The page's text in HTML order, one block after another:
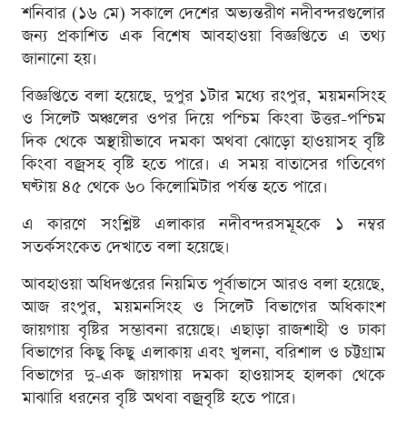
শনিবার (১৬ মে) সকালে দেশের অভ্যন্তরীণ নদীবন্দরগুলোর
জন্য প্রকাশিত এক বিশেষ আবহাওয়া বিজ্ঞপ্তিতে এ তথ্য
জানানো হয়।
বিজ্ঞপ্তিতে বলা হয়েছে, দুপুর ১টার মধ্যে রংপুর, ময়মনসিংহ
ও সিলেট অঞ্চলের ওপর দিয়ে পশ্চিম কিংবা উত্তর-পশ্চিম
দিক থেকে অস্থায়ীভাবে দমকা অথবা ঝোড়ো হাওয়াসহ বৃষ্টি
কিংবা বজ্রসহ বৃষ্টি হতে পারে। এ সময় বাতাসের গতিবেগ
ঘণ্টায় ৪৫ থেকে ৬০ কিলোমিটার পর্যন্ত হতে পারে।
এ কারণে সংশ্লিষ্ট এলাকার নদীবন্দরসমূহকে ১ নম্বর
সতর্কসংকেত দেখাতে বলা হয়েছে।
আবহাওয়া অধিদপ্তরের নিয়মিত পূর্বাভাসে আরও বলা হয়েছে,
আজ রংপুর, ময়মনসিংহ ও সিলেট বিভাগের অধিকাংশ
জায়গায় বৃষ্টির সম্ভাবনা রয়েছে। এছাড়া রাজশাহী ও ঢাকা
বিভাগের কিছু কিছু এলাকায় এবং খুলনা, বরিশাল ও চট্টগ্রাম
বিভাগের দু-এক জায়গায় দমকা হাওয়াসহ হালকা থেকে
মাঝারি ধরনের বৃষ্টি অথবা বজ্রবৃষ্টি হতে পারে।